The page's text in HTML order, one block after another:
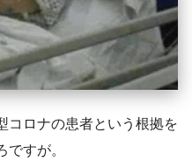
コロナの患者という根拠を
すが。